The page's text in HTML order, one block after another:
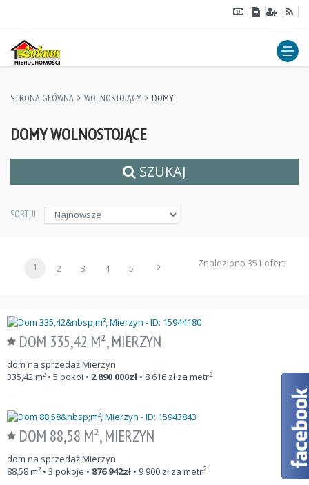
STRONA GŁÓWNA WOLNOSTOJĄCY DOMY
DOMY WOLNOSTOJĄCE
SZUKAJ
SORTUJ:
1 2 3 4 5 Znaleziono 351 ofert
DOM 335,42 M², MIERZYN
dom na sprzedaż Mierzyn
335,42m² • 5 pokoi • 2 890 000zł • 8 616 zł za metr2
DOM 88,58 M², MIERZYN
dom na sprzedaż Mierzyn
88,58m² • 3 pokoje • 876 942zł • 9 900 zł za metr2